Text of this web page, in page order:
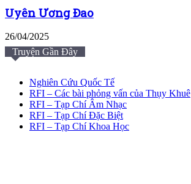
Uyên Ương Đao
26/04/2025
Truyện Gần Đây
Nghiên Cứu Quốc Tế
RFI – Các bài phỏng vấn của Thụy Khuê
RFI – Tạp Chí Âm Nhạc
RFI – Tạp Chí Đặc Biệt
RFI – Tạp Chí Khoa Học